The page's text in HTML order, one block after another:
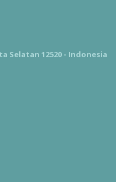
Selatan 12520 - Indonesia